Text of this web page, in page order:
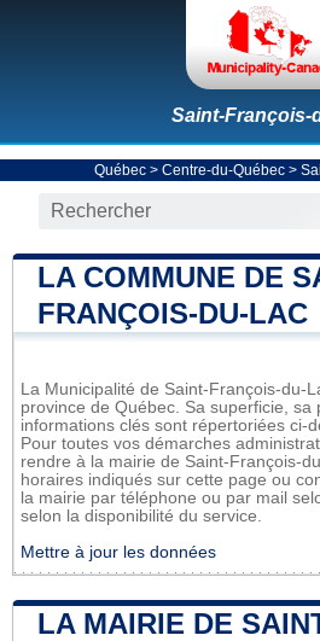
Saint-François-
Québec > Centre-du-Québec >
LA COMMUNE DE
FRANÇOIS-DU-LAC
La Municipalité de Saint-François-du-
province de Québec. Sa superficie, sa
informations clés sont répertoriées ci-
Pour toutes vos démarches
rendre à la mairie de Saint-François-
horaires indiqués sur cette page ou
la mairie par téléphone ou par mail
selon la disponibilité du service.
Mettre à jour les données
LA MAIRIE DE